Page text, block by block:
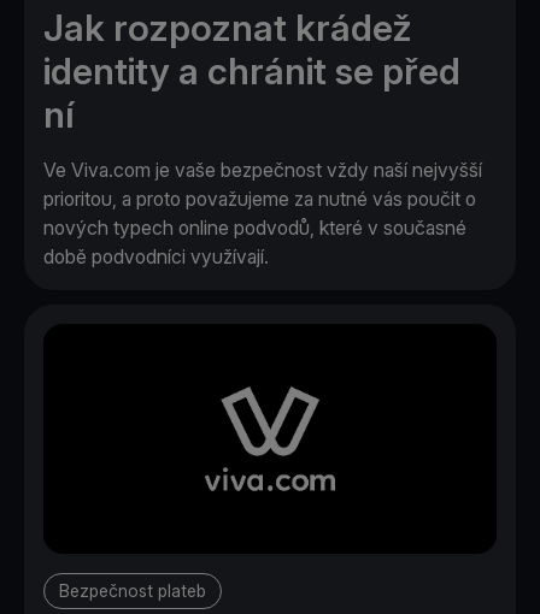
Jak rozpoznat krádež
identity a chránit se před
ní
Ve Viva.com je vaše bezpečnost vždy naší nejvyšší
prioritou, a proto považujeme za nutné vás poučit o
nových typech online podvodů, které v současné
době podvodníci využívají.
Bezpečnost plateb